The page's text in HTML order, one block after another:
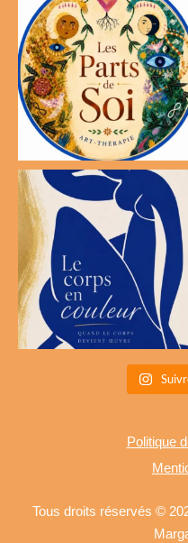
Politique
Tous droits réservés ©